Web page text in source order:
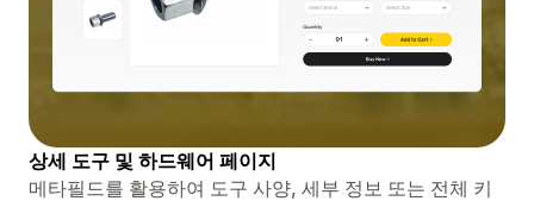
상세 도구 및 하드웨어 페이지
메타필드를 활용하여 도구 사양, 세부 정보 또는 전체 키